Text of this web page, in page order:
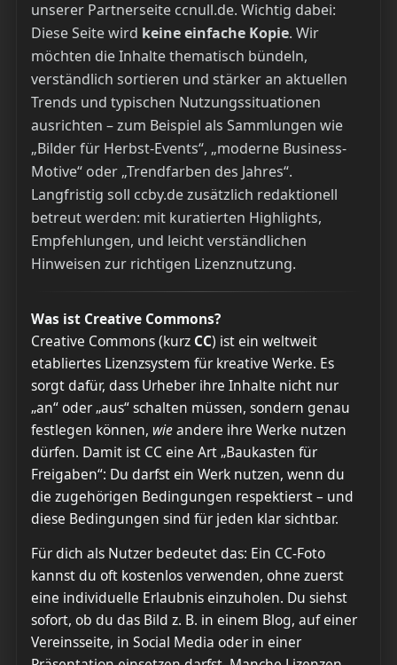
unserer Partnerseite ccnull.de. Wichtig dabei:
Diese Seite wird keine einfache Kopie. Wir
möchten die Inhalte thematisch bündeln,
verständlich sortieren und stärker an aktuellen
Trends und typischen Nutzungssituationen
ausrichten – zum Beispiel als Sammlungen wie
„Bilder für Herbst-Events“, „moderne Business-
Motive“ oder „Trendfarben des Jahres“.
Langfristig soll ccby.de zusätzlich redaktionell
betreut werden: mit kuratierten Highlights,
Empfehlungen, und leicht verständlichen
Hinweisen zur richtigen Lizenznutzung.
Was ist Creative Commons?
Creative Commons (kurz CC) ist ein weltweit
etabliertes Lizenzsystem für kreative Werke. Es
sorgt dafür, dass Urheber ihre Inhalte nicht nur
„an“ oder „aus“ schalten müssen, sondern genau
festlegen können, wieandere ihre Werke nutzen
dürfen. Damit ist CC eine Art „Baukasten für
Freigaben“: Du darfst ein Werk nutzen, wenn du
die zugehörigen Bedingungen respektierst – und
diese Bedingungen sind für jeden klar sichtbar.
Für dich als Nutzer bedeutet das: Ein CC-Foto
kannst du oft kostenlos verwenden, ohne zuerst
eine individuelle Erlaubnis einzuholen. Du siehst
sofort, ob du das Bild z. B. in einem Blog, auf einer
Vereinsseite, in Social Media oder in einer